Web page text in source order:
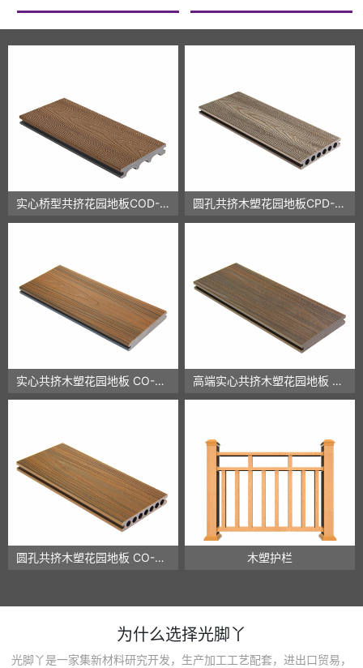
实心桥型共挤花园地板COD-07 圆孔共挤木塑花园地板CPD-08
实心共挤木塑花园地板 CO-01D 高端实心共挤木塑花园地板 CO-03D
圆孔共挤木塑花园地板 CO-02D 木塑护栏
为什么选择光脚丫
光脚丫是一家集新材料研究开发，生产加工工艺配套，进出口贸易，